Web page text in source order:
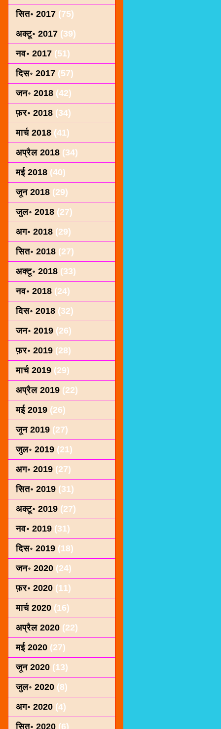
सित॰ 2017 (75)
अक्टू॰ 2017 (39)
नव॰ 2017 (51)
दिस॰ 2017 (57)
जन॰ 2018 (42)
फ़र॰ 2018 (34)
मार्च 2018 (41)
अप्रैल 2018 (34)
मई 2018 (40)
जून 2018 (29)
जुल॰ 2018 (27)
अग॰ 2018 (29)
सित॰ 2018 (27)
अक्टू॰ 2018 (33)
नव॰ 2018 (24)
दिस॰ 2018 (32)
जन॰ 2019 (26)
फ़र॰ 2019 (28)
मार्च 2019 (29)
अप्रैल 2019 (22)
मई 2019 (26)
जून 2019 (27)
जुल॰ 2019 (21)
अग॰ 2019 (27)
सित॰ 2019 (31)
अक्टू॰ 2019 (27)
नव॰ 2019 (31)
दिस॰ 2019 (18)
जन॰ 2020 (24)
फ़र॰ 2020 (11)
मार्च 2020 (16)
अप्रैल 2020 (22)
मई 2020 (27)
जून 2020 (13)
जुल॰ 2020 (8)
अग॰ 2020 (4)
सित॰ 2020 (6)